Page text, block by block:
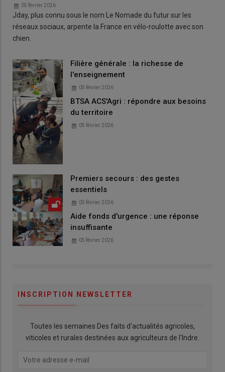
05 février 2026
Jday, plus connu sous le nom Le Nomade du futur sur les
réseaux sociaux, arpente la France en vélo-roulotte avec son
chien.
Filière générale : la richesse de
l'enseignement
05 février 2026
BTSA ACS'Agri : répondre aux besoins
du territoire
05 février 2026
Premiers secours : des gestes
essentiels
05 février 2026
Aide fonds d'urgence : une réponse
insuffisante
05 février 2026
INSCRIPTION NEWSLETTER
Toutes les semaines Des faits d'actualités agricoles,
viticoles et rurales destinées aux agriculteurs de l'Indre.